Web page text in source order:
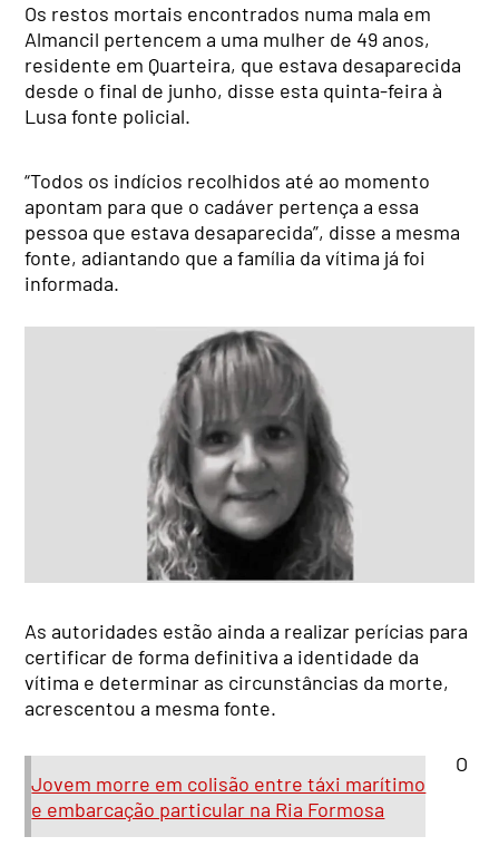
Os restos mortais encontrados numa mala em
Almancil pertencem a uma mulher de 49 anos,
residente em Quarteira, que estava desaparecida
desde o final de junho, disse esta quinta-feira à
Lusa fonte policial.
“Todos os indícios recolhidos até ao momento
apontam para que o cadáver pertença a essa
pessoa que estava desaparecida”, disse a mesma
fonte, adiantando que a família da vítima já foi
informada.
As autoridades estão ainda a realizar perícias para
certificar de forma definitiva a identidade da
vítima e determinar as circunstâncias da morte,
acrescentou a mesma fonte.
Jovem morre em colisão entre táxi marítimo
e embarcação particular na Ria Formosa
O